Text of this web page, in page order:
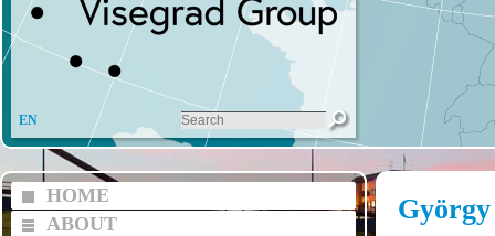
EN
HOME
ABOUT